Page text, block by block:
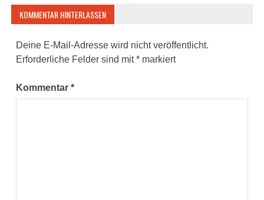
KOMMENTAR HINTERLASSEN
Deine E-Mail-Adresse wird nicht veröffentlicht.
Erforderliche Felder sind mit* markiert
Kommentar*